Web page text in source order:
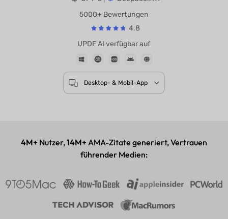
Angetrieben von
GPT-5 |
DeepSeek R1
5000+ Bewertungen
4.8
UPDF AI verfügbar auf
4M+ Nutzer,14M+ AMA-Zitate generiert, Vertrauen
führender Medien: